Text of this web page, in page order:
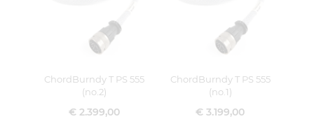
ChordBurndy T PS 555
(no.2)
€ 2.399,00
ChordBurndy T PS 555
(no.1)
€ 3.199,00